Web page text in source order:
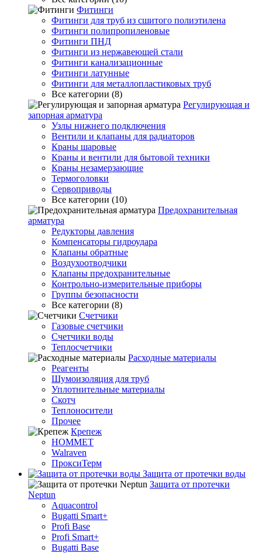
Фитинги
Фитинги для труб из сшитого полиэтилена
Фитинги полипропиленовые
Фитинги ПНД
Фитинги из нержавеющей стали
Фитинги канализационные
Фитинги латунные
Фитинги для металлопластиковых труб
Все категории (8)
Регулирующая и
запорная арматура
Узлы нижнего подключения
Вентили и клапаны для радиаторов
Краны шаровые
Краны и вентили для бытовой техники
Краны незамерзающие
Термоголовки
Сервоприводы
Все категории (10)
Предохранительная
арматура
Редукторы давления
Компенсаторы гидроудара
Клапаны обратные
Воздухоотводчики
Клапаны предохранительные
Контрольно-измерительные приборы
Группы безопасности
Все категории (8)
Счетчики
Газовые счетчики
Счетчики воды
Теплосчетчики
Расходные материалы
Реагенты
Шумоизоляция для труб
Уплотнительные материалы
Скотч
Теплоносители
Прочее
Крепеж
HOMMET
Walraven
ПроксиТерм
Защита от протечки воды
Защита от протечки
Neptun
Aquacontrol
Bugatti Smart+
Profi Base
Profi Smart+
Bugatti Base